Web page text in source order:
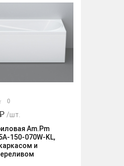
0
/шт.
Am.Pm
150-070W-KL,
и